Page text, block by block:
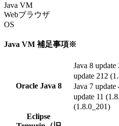
Java VM
Webブラウザ
OS
Java VM 補足事項※
Oracle Java 8
Java 8
update 212
Java 7
update 11
(1.8.0_201)
Eclipse